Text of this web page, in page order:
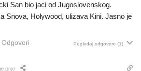
San bio jaci od Jugoslovenskog.
Snova, Holywood, ulizava Kini. Jasno je
Odgovori Pogledaj odgovore (1)
prije